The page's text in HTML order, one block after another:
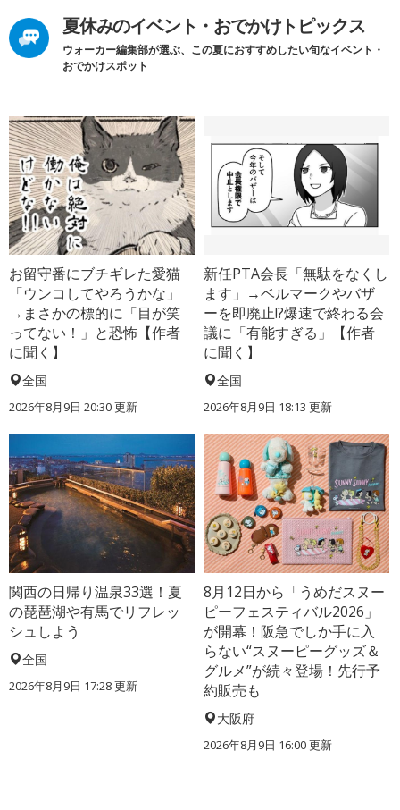
夏休みのイベント・おでかけトピックス
ウォーカー編集部が選ぶ、この夏におすすめしたい旬なイベント・
おでかけスポット
お留守番にブチギレた愛猫
「ウンコしてやろうかな」
→まさかの標的に「目が笑
ってない！」と恐怖【作者
に聞く】
全国
2026年8月9日 20:30更新
新任PTA会長「無駄をなくし
ます」→ベルマークやバザ
ーを即廃止!?爆速で終わる会
議に「有能すぎる」【作者
に聞く】
全国
2026年8月9日 18:13 更新
関西の日帰り温泉33選！夏
の琵琶湖や有馬でリフレッ
シュしよう
全国
2026年8月9日 17:28更新
8月12日から「うめだスヌー
ピーフェスティバル2026」
が開幕！阪急でしか手に入
らない“スヌーピーグッズ＆
グルメ”が続々登場！先行予
約販売も
大阪府
2026年8月9日 16:00更新